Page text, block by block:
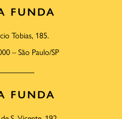
FUNDA
Tobias, 185.
– São Paulo/SP
FUNDA